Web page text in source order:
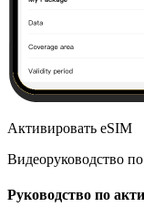
Активировать eSIM
Видеоруководство
Руководство по